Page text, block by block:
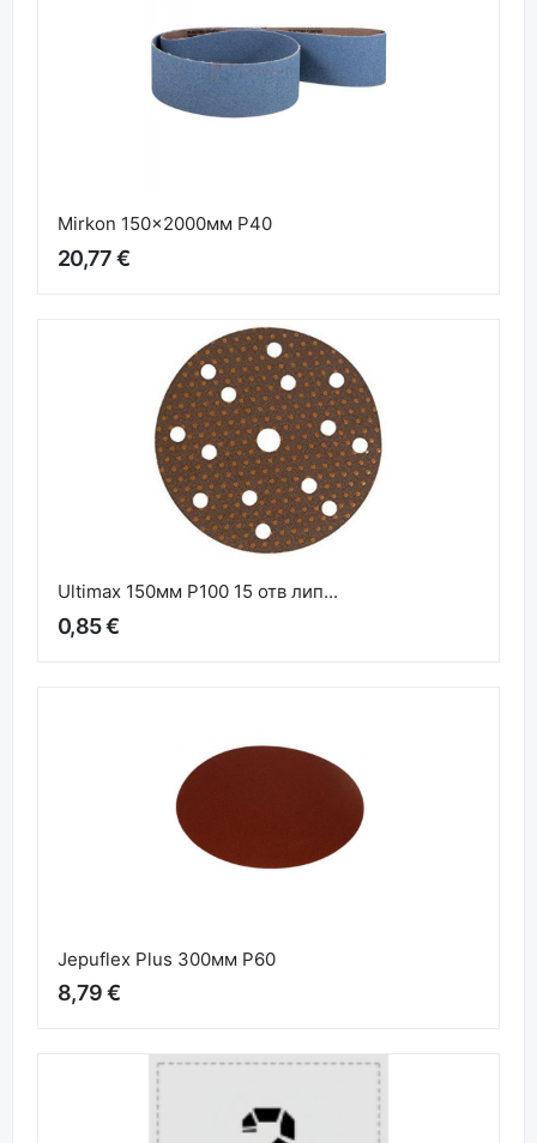
Mirkon 150x2000мм P40
20,77 €
Ultimax 150мм P100 15 отв лип...
0,85 €
Jepuflex Plus 300мм P60
8,79 €